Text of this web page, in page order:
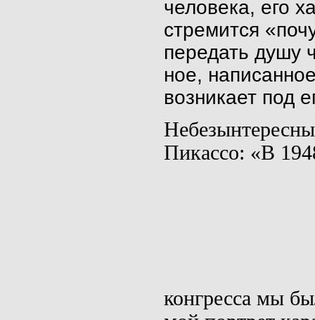
челове­ка, его
стремится
передать душу
ное,
возникает под
Пикассо: «В
конгресса мы